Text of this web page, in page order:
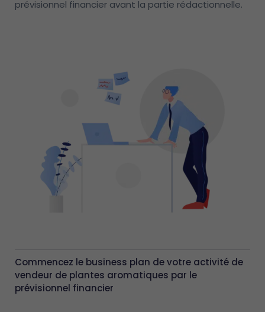
prévisionnel financier avant la partie rédactionnelle.
Commencez le business plan de votre activité de
vendeur de plantes aromatiques par le
prévisionnel financier